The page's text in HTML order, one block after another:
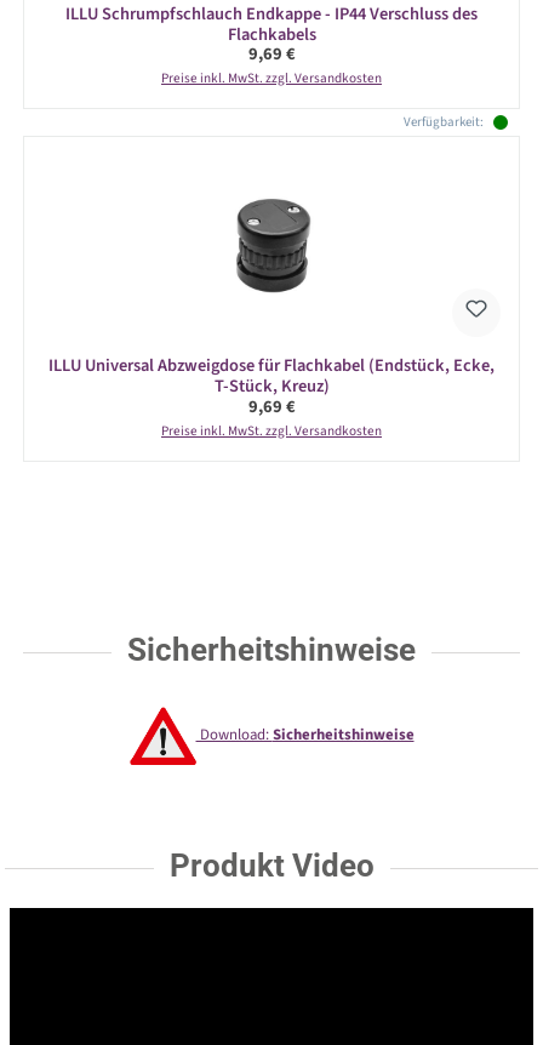
ILLU Schrumpfschlauch Endkappe - IP44 Verschluss des
Flachkabels
Regulärer Preis:
9,69 €
Preise inkl. MwSt. zzgl. Versandkosten
Verfügbarkeit:
ILLU Universal Abzweigdose für Flachkabel (Endstück, Ecke,
T-Stück, Kreuz)
Regulärer Preis:
9,69 €
Preise inkl. MwSt. zzgl. Versandkosten
Sicherheitshinweise
Download:Sicherheitshinweise
Produkt Video